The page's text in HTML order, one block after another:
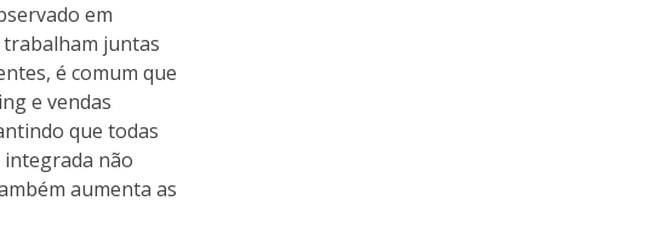
em
juntas
é comum que
e vendas
que todas
integrada não
aumenta as